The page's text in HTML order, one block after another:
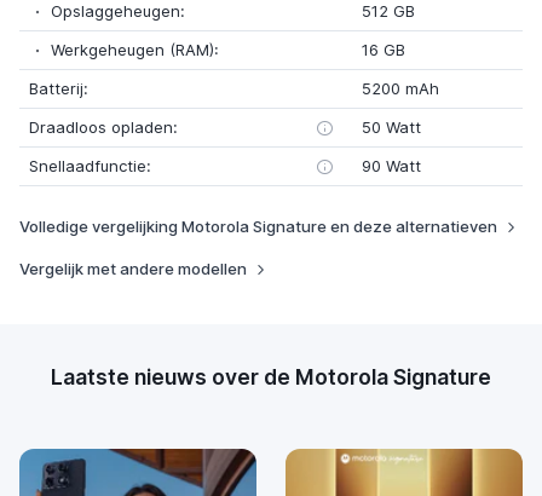
Opslaggeheugen:
512 GB
Werkgeheugen (RAM):
16 GB
Batterij:
5200 mAh
Draadloos opladen:
50 Watt
Snellaadfunctie:
90 Watt
Volledige vergelijking Motorola Signature en deze alternatieven
Vergelijk met andere modellen
Laatste nieuws over de Motorola Signature